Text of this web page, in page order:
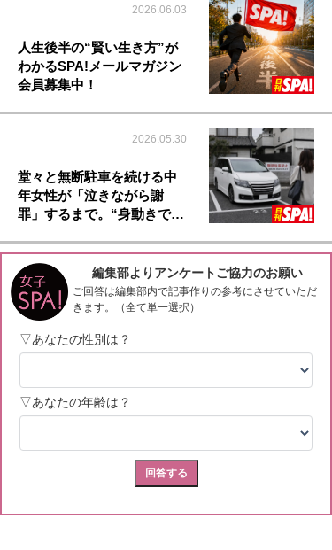
2026.06.03
人生後半の“賢い生き方”が
わかるSPA!メールマガジン
会員募集中！
2026.05.30
堂々と無断駐車を続ける中
年女性が「泣きながら謝
罪」するまで。“身動きで…